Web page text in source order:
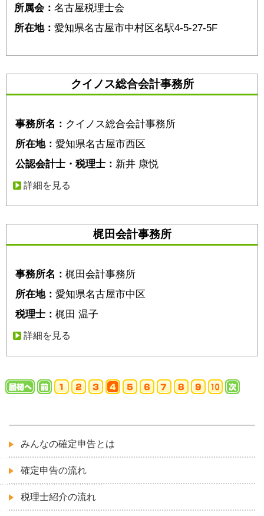
所属会： 名古屋税理士会
所在地： 愛知県名古屋市中村区名駅4-5-27-5F
クイノス総合会計事務所
事務所名： クイノス総合会計事務所
所在地： 愛知県名古屋市西区
公認会計士・税理士： 新井 康悦
詳細を見る
梶田会計事務所
事務所名： 梶田会計事務所
所在地： 愛知県名古屋市中区
税理士： 梶田 温子
詳細を見る
みんなの確定申告とは
確定申告の流れ
税理士紹介の流れ